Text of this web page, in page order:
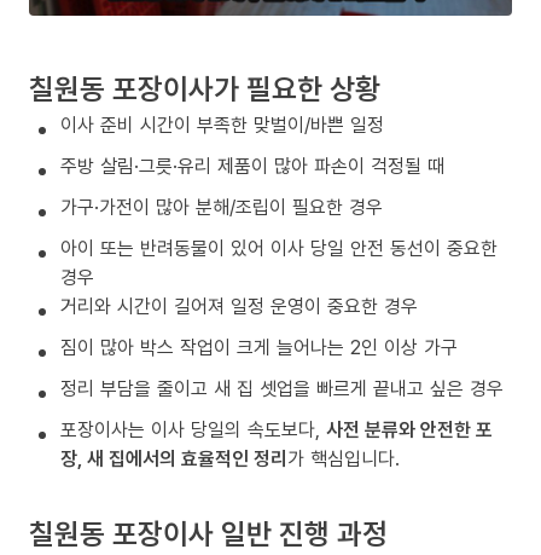
칠원동 포장이사가 필요한 상황
이사 준비 시간이 부족한 맞벌이/바쁜 일정
주방 살림·그릇·유리 제품이 많아 파손이 걱정될 때
가구·가전이 많아 분해/조립이 필요한 경우
아이 또는 반려동물이 있어 이사 당일 안전 동선이 중요한
경우
거리와 시간이 길어져 일정 운영이 중요한 경우
짐이 많아 박스 작업이 크게 늘어나는 2인 이상 가구
정리 부담을 줄이고 새 집 셋업을 빠르게 끝내고 싶은 경우
포장이사는 이사 당일의 속도보다, 사전 분류와 안전한 포
장, 새 집에서의 효율적인 정리가 핵심입니다.
칠원동 포장이사 일반 진행 과정